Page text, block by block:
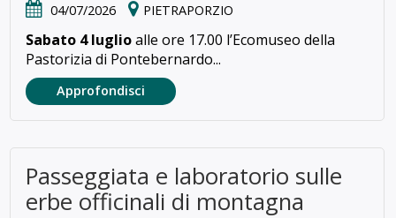
04/07/2026 PIETRAPORZIO
Sabato 4 luglioalle ore 17.00 l’Ecomuseo della
Pastorizia di Pontebernardo...
Approfondisci
Passeggiata e laboratorio sulle
erbe officinali di montagna